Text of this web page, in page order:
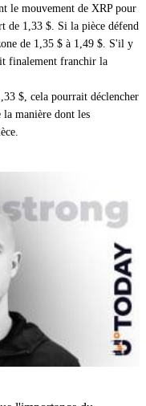
le mouvement de XRP pour
de 1,33 $. Si la pièce défend
de 1,35 $ à 1,49 $. S'il y
finalement franchir la
$, cela pourrait déclencher
la manière dont les